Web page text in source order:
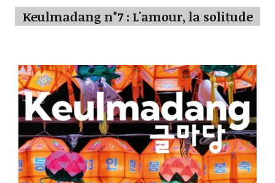
Keulmadang n°7 : L'amour, la solitude